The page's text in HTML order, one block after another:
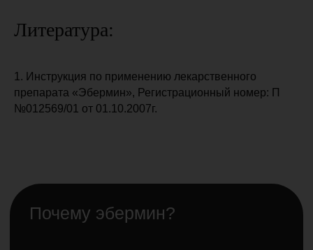
Литература:
1. Инструкция по применению лекарственного
препарата «Эбермин», Регистрационный номер: П
№012569/01 от 01.10.2007г.
информации рекомендуем вам
*Компания Meta Platforms Inc., владеющая социальными
сетями Facebook и Instagram, а также мессенджером
WhatsApp, по решению суда от 21.03.2022 признана
экстремистской организацией, её деятельность запрещена